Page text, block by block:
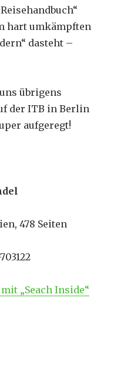
hart umkämpften
dasteht –
übrigens
der ITB in Berlin
aufgeregt!
478 Seiten
„Seach Inside“